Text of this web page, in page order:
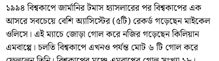
১৯৯৪ বিশ্বকাপে জার্মানির টমাস হ্যাসলারের পর বিশ্বকাপের এক
আসরে সবচেয়ে বেশি অ্যাসিস্টের (৫টি) রেকর্ড গড়েছেন মাইকেল
ওলিসে। এই ম্যাচে জোড়া গোল করে নজির গড়েছেন কিলিয়ান
এমবাপ্পে। চলতি বিশ্বকাপে এখনও পর্যন্ত মোট ৬ টি গোল করে